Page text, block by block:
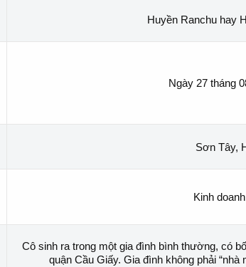
Huyền Ranchu hay
Ngày 27 tháng
Sơn Tây,
Kinh
Cô sinh ra trong một gia đình bình thường, có
quận Cầu Giấy. Gia đình không phải “nhà